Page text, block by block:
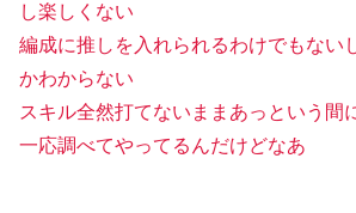
し楽しくない
編成に推しを入れられるわけでもない
かわからない
スキル全然打てないままあっという間
一応調べてやってるんだけどなあ